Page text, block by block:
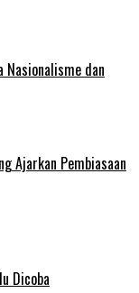
Nasionalisme dan
Ajarkan Pembiasaan
Dicoba